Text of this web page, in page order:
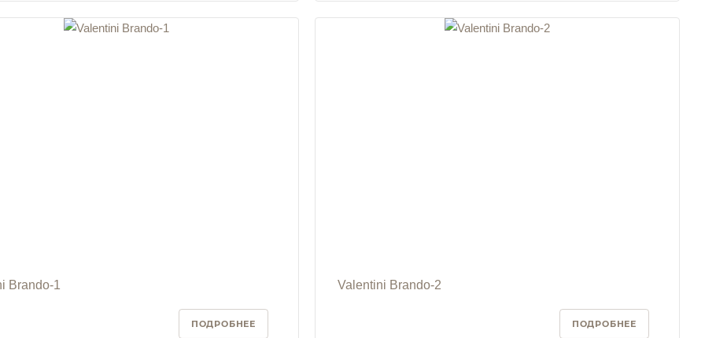
Brando-1
ПОДРОБНЕЕ
Valentini Brando-2
ПОДРОБНЕЕ